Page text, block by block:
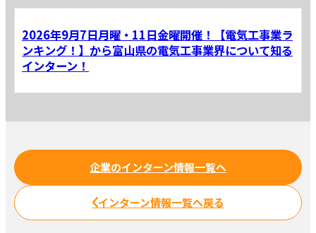
2026年9月7日月曜・11日金曜開催！【電気工事業ラ
ンキング！】から富山県の電気工事業界について知る
インターン！
企業のインターン情報一覧へ
インターン情報一覧へ戻る